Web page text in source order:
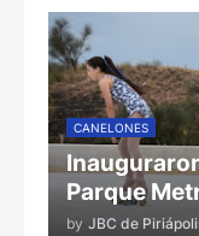
CANELONES
Parque
by JBC de